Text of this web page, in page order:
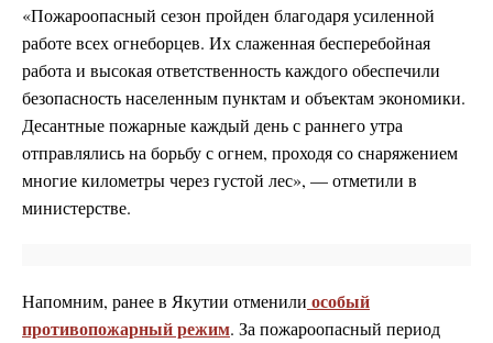
«Пожароопасный сезон пройден благодаря усиленной
работе всех огнеборцев. Их слаженная бесперебойная
работа и высокая ответственность каждого обеспечили
безопасность населенным пунктам и объектам экономики.
Десантные пожарные каждый день с раннего утра
отправлялись на борьбу с огнем, проходя со снаряжением
многие километры через густой лес», — отметили в
министерстве.
Напомним, ранее в Якутии отменили особый
противопожарный режим. За пожароопасный период